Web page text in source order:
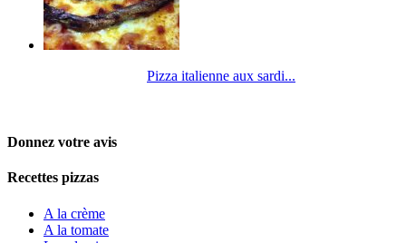
Pizza italienne aux sardi...
Donnez votre avis
Recettes pizzas
A la crème
A la tomate